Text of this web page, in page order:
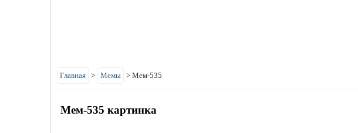
Главная > Мемы > Мем-535
Мем-535 картинка